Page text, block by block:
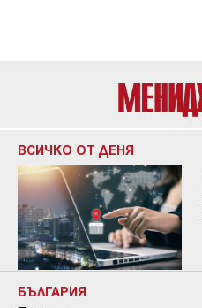
ВСИЧКО ОТ ДЕНЯ
БЪЛГАРИЯ